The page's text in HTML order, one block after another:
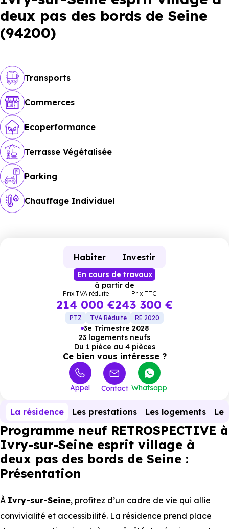
deux pas des bords de Seine
(94200)
Transports
Commerces
Ecoperformance
Terrasse Végétalisée
Parking
Chauffage Individuel
Habiter Investir
En cours de travaux
à partir de
Prix TVA réduite
214 000 €
Prix TTC
243 300 €
PTZ TVA Réduite RE 2020
3e Trimestre 2028
23 logements neufs
Du 1 pièce au 4 pièces
Ce bien vous intéresse ?
Appel Contact Whatsapp
La résidence Les prestations Les logements Le
Programme neuf RETROSPECTIVE à
Ivry-sur-Seine esprit village à
deux pas des bords de Seine :
Présentation
À Ivry-sur-Seine, profitez d’un cadre de vie qui allie
convivialité et accessibilité. La résidence prend place